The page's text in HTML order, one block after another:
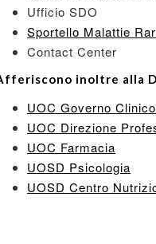
Ufficio SDO
Sportello Malattie
Contact Center
inoltre alla
UOC Governo Clinico
UOC Direzione
UOC Farmacia
UOSD Psicologia
UOSD Centro